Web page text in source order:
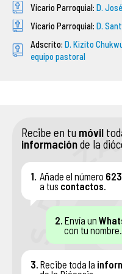
Vicario Parroquial: D.
Vicario Parroquial: D.
Adscrito: D. Kizito
equipo pastoral
Recibe en tu móvil
informaciónde la
1. Añade el número
a tus contactos.
2. Envía un
con tu nombre.
3. Recibe toda la
ASOCIACIONES DE FIELES
ENSEÑANZA